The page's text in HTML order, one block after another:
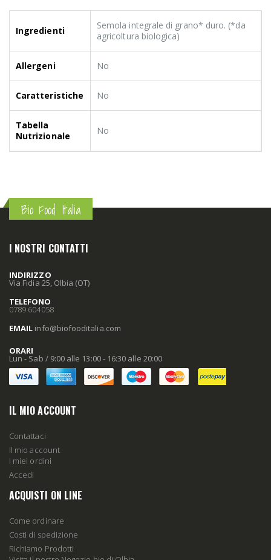
Ingredienti
Semola integrale di grano* duro. (*da
agricoltura biologica)
Allergeni No
Caratteristiche No
Tabella
Nutrizionale
No
Bio Food Italia
I NOSTRI CONTATTI
INDIRIZZO
Via Fidia 25, Olbia (OT)
TELEFONO
0789 604058
EMAIL info@biofooditalia.com
ORARI
Lun - Sab / 9:00 alle 13:00 - 16:30 alle 20:00
IL MIO ACCOUNT
Contattaci
Il mio account
I miei ordini
Accedi
ACQUISTI ON LINE
Come ordinare
Costi di spedizione
Richiamo Prodotti